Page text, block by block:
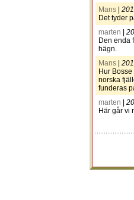
Mans
Det tyder
marten
Den enda
hägn.
Mans
Hur
norska
funderas
marten
Här går vi